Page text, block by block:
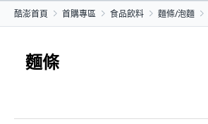
酷澎首頁 首購專區 食品飲料 麵條/泡麵
麵條